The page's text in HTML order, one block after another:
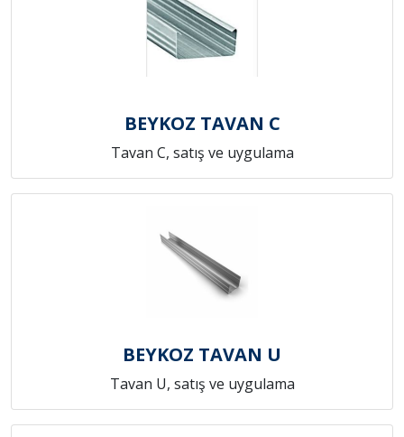
BEYKOZ TAVAN C
Tavan C, satış ve uygulama
BEYKOZ TAVAN U
Tavan U, satış ve uygulama